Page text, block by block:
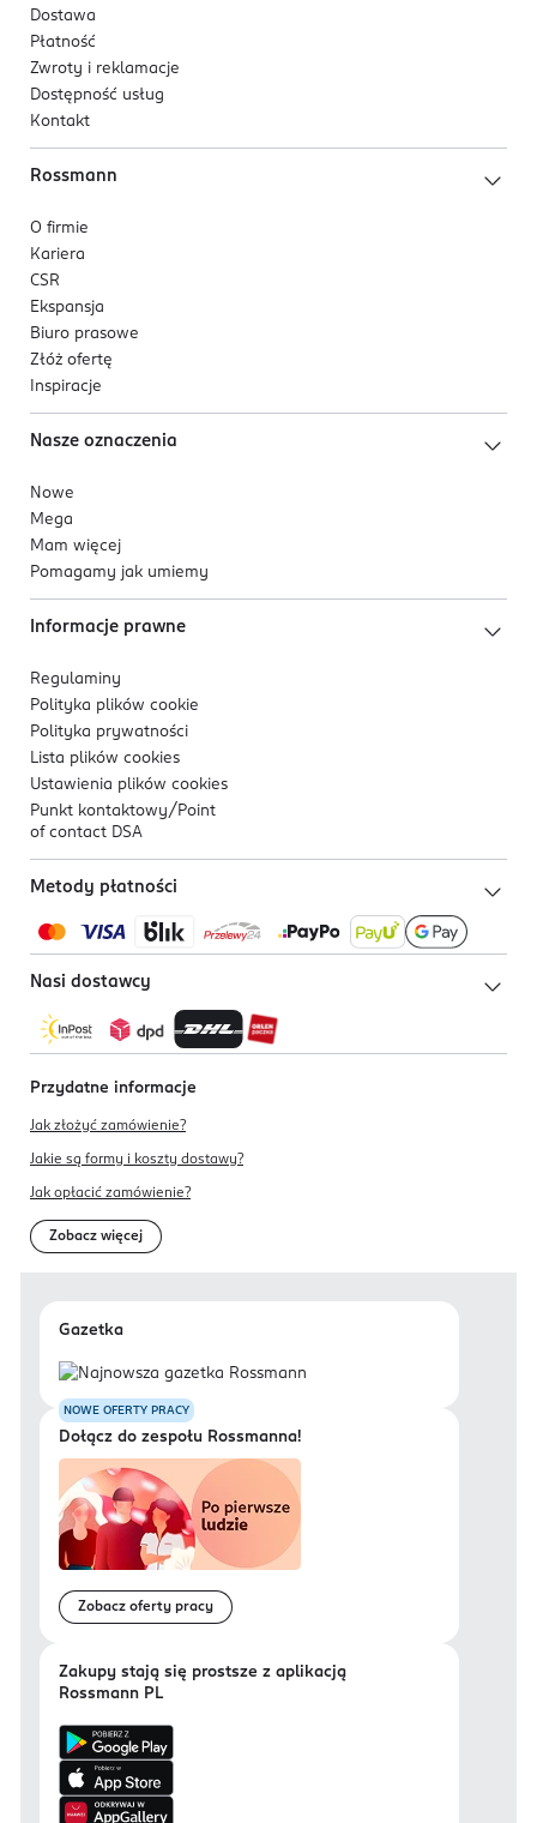
Dostawa
Płatność
Zwroty i reklamacje
Dostępność usług
Kontakt
Rossmann
O firmie
Kariera
CSR
Ekspansja
Biuro prasowe
Złóż ofertę
Inspiracje
Nasze oznaczenia
Nowe
Mega
Mam więcej
Pomagamy jak umiemy
Informacje prawne
Regulaminy
Polityka plików cookie
Polityka prywatności
Lista plików cookies
Ustawienia plików cookies
Punkt kontaktowy/ Point
of contact DSA
Metody płatności
Nasi dostawcy
Przydatne informacje
Jak złożyć zamówienie?
Jakie są formy i koszty dostawy?
Jak opłacić zamówienie?
Zobacz więcej
Gazetka
NOWE OFERTY PRACY
Dołącz do zespołu Rossmanna!
Zobacz oferty pracy
Zakupy stają się prostsze z aplikacją
Rossmann PL